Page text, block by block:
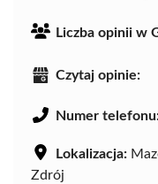
Liczba opinii w
Czytaj opinie:
Numer
Lokalizacja:
Zdrój